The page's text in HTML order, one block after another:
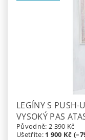
LEGÍNY S PUSH-
VYSOKÝ PAS
Původně: 2 390 Kč
Ušetříte: 1 900 Kč